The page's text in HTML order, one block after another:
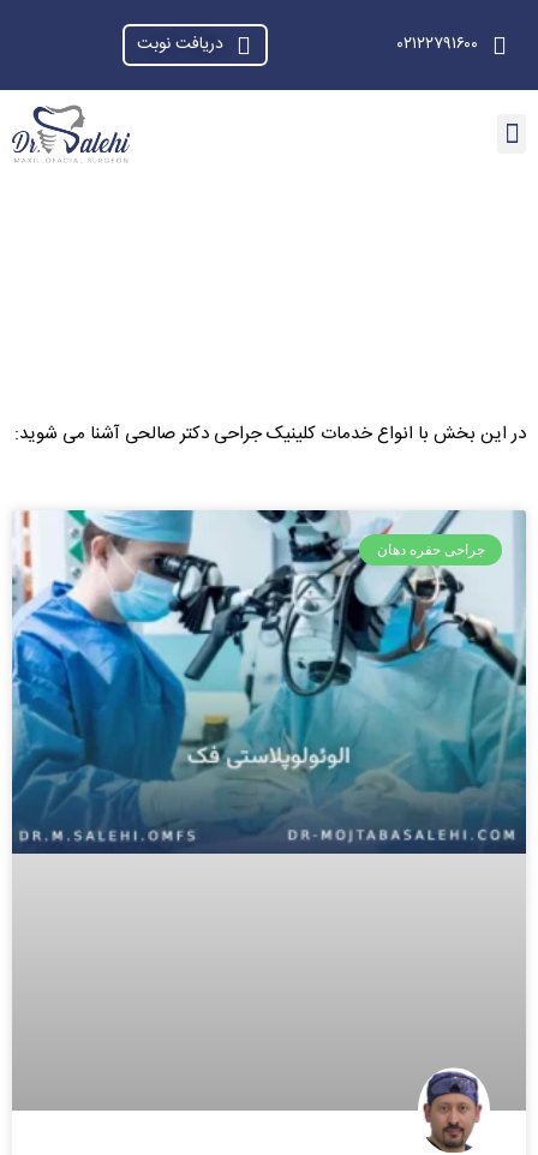
۰۲۱۲۲۷۹۱۶۰۰ دریافت نوبت
در این بخش با انواع خدمات کلینیک جراحی دکتر صالحی آشنا می شوید:
جراحی حفره دهان